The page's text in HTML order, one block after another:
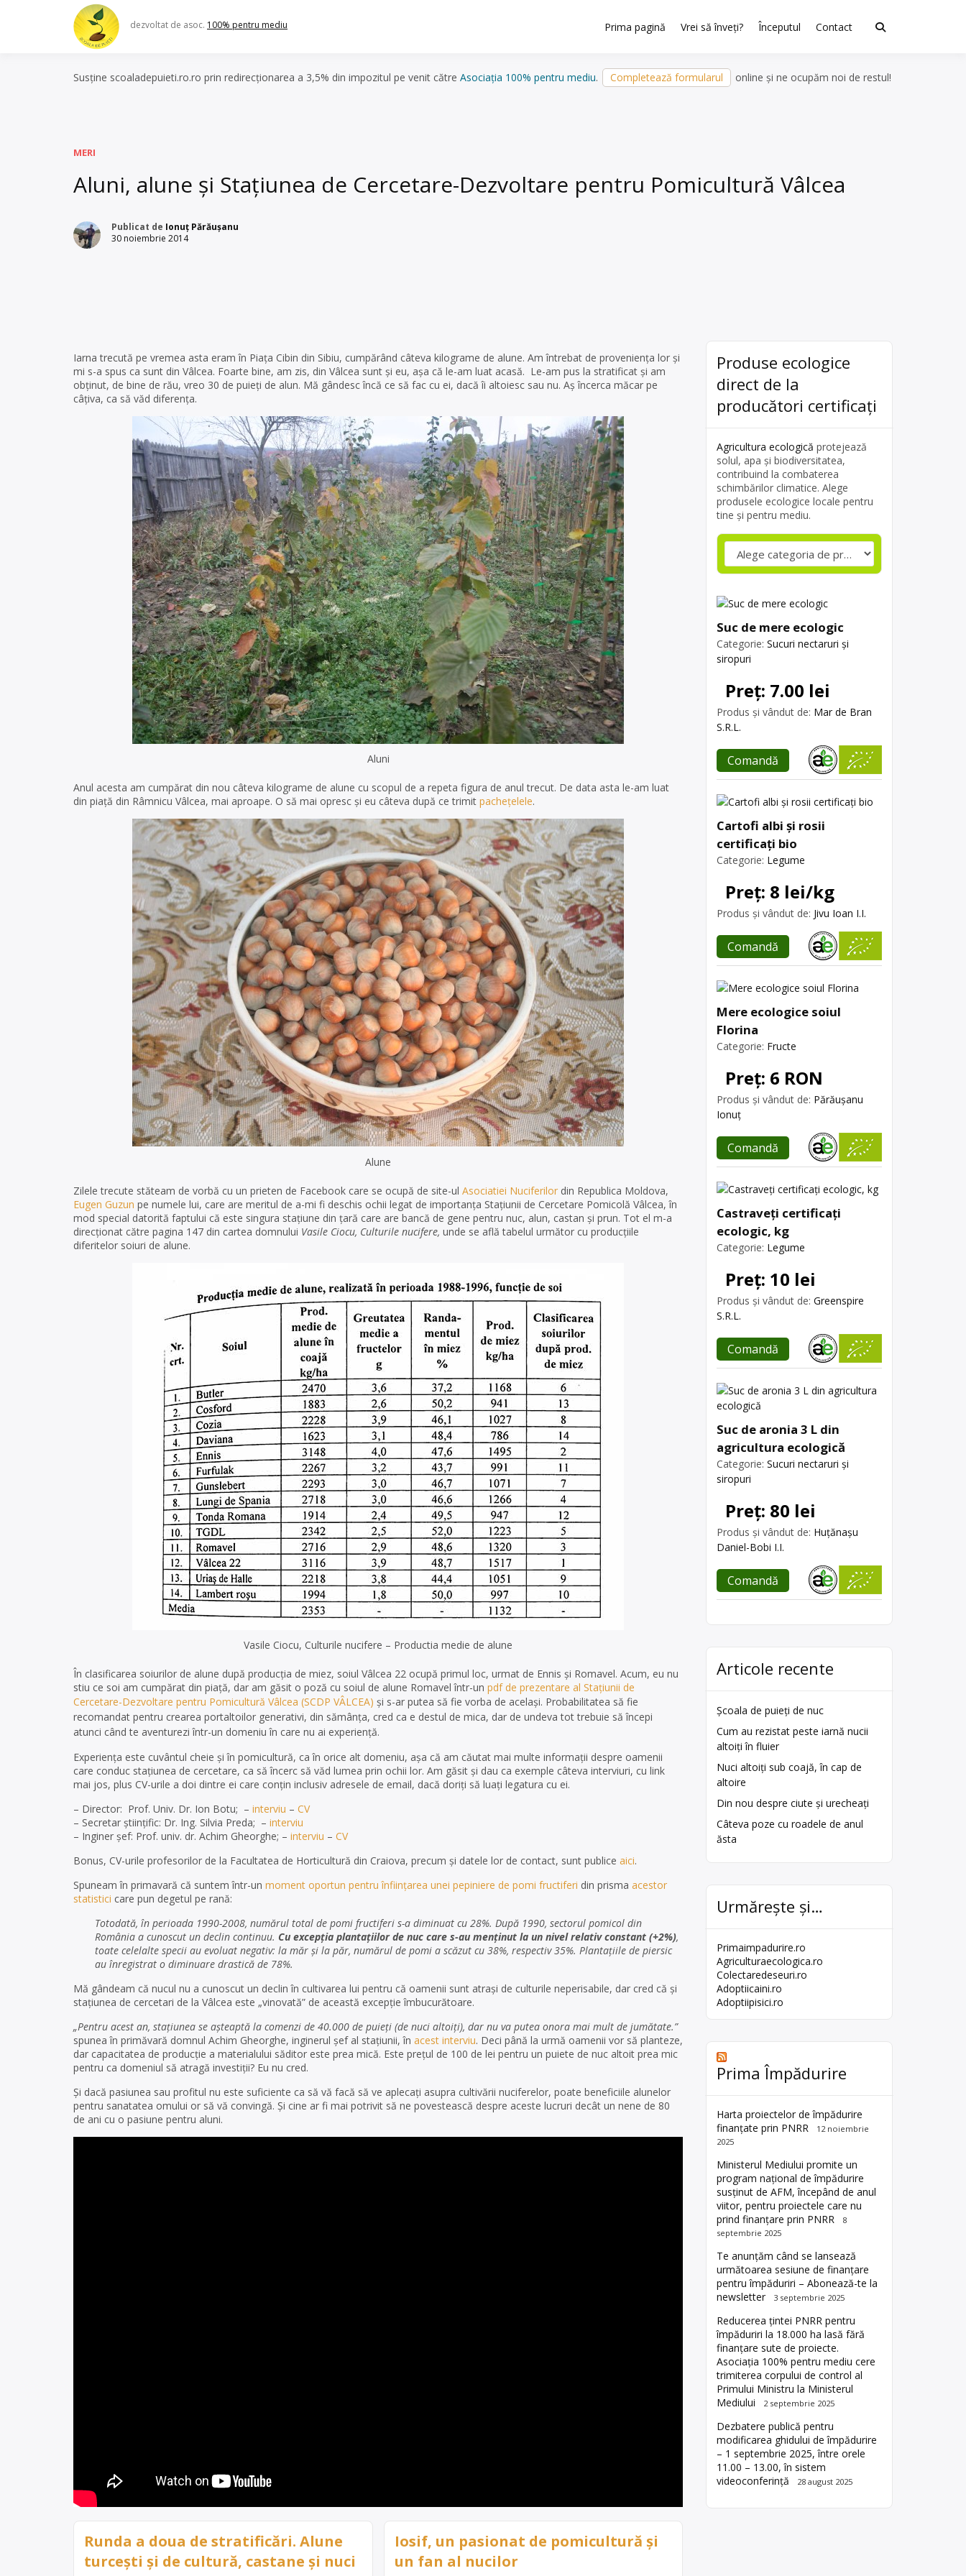
dezvoltat de asoc. 100% pentru mediu Prima pagină Vrei să înveți? Începutul Contact
Susține scoaladepuieti.ro.ro prin redirecționarea a 3,5% din impozitul pe venit către Asociația 100% pentru mediu. Completează formularul online și ne ocupăm noi de restul!
MERI
Aluni, alune și Staţiunea de Cercetare-Dezvoltare pentru Pomicultură Vâlcea
Publicat de Ionuț Părăușanu
30 noiembrie 2014
Iarna trecută pe vremea asta eram în Piața Cibin din Sibiu, cumpărând câteva kilograme de alune. Am întrebat de proveniența lor și
mi s-a spus ca sunt din Vâlcea. Foarte bine, am zis, din Vâlcea sunt și eu, așa că le-am luat acasă. Le-am pus la stratificat și am
obținut, de bine de rău, vreo 30 de puieți de alun. Mă gândesc încă ce să fac cu ei, dacă îi altoiesc sau nu. Aș încerca măcar pe
câțiva, ca să văd diferența.
Aluni
Anul acesta am cumpărat din nou câteva kilograme de alune cu scopul de a repeta figura de anul trecut. De data asta le-am luat
din piață din Râmnicu Vâlcea, mai aproape. O să mai opresc și eu câteva după ce trimit pachețelele.
Alune
Zilele trecute stăteam de vorbă cu un prieten de Facebook care se ocupă de site-ul Asociatiei Nuciferilor din Republica Moldova,
Eugen Guzun pe numele lui, care are meritul de a-mi fi deschis ochii legat de importanța Staţiunii de Cercetare Pomicolă Vâlcea, în
mod special datorită faptului că este singura staţiune din ţară care are bancă de gene pentru nuc, alun, castan şi prun. Tot el m-a
direcționat către pagina 147 din cartea domnului Vasile Ciocu, Culturile nucifere, unde se află tabelul următor cu producțiile
diferitelor soiuri de alune.
Vasile Ciocu, Culturile nucifere – Productia medie de alune
În clasificarea soiurilor de alune după producția de miez, soiul Vâlcea 22 ocupă primul loc, urmat de Ennis și Romavel. Acum, eu nu
stiu ce soi am cumpărat din piață, dar am găsit o poză cu soiul de alune Romavel într-un pdf de prezentare al Stațiunii de
Cercetare-Dezvoltare pentru Pomicultură Vâlcea (SCDP VÂLCEA) și s-ar putea să fie vorba de același. Probabilitatea să fie
recomandat pentru crearea portaltoilor generativi, din sămânța, cred ca e destul de mica, dar de undeva tot trebuie să începi
atunci când te aventurezi într-un domeniu în care nu ai experiență.
Experiența este cuvântul cheie și în pomicultură, ca în orice alt domeniu, așa că am căutat mai multe informații despre oamenii
care conduc stațiunea de cercetare, ca să încerc să văd lumea prin ochii lor. Am găsit și dau ca exemple câteva interviuri, cu link
mai jos, plus CV-urile a doi dintre ei care conțin inclusiv adresele de email, dacă doriți să luați legatura cu ei.
– Director: Prof. Univ. Dr. Ion Botu; – interviu – CV
– Secretar ştiinţific: Dr. Ing. Silvia Preda; – interviu
– Inginer şef: Prof. univ. dr. Achim Gheorghe; – interviu – CV
Bonus, CV-urile profesorilor de la Facultatea de Horticultură din Craiova, precum și datele lor de contact, sunt publice aici.
Spuneam în primavară că suntem într-un moment oportun pentru înființarea unei pepiniere de pomi fructiferi din prisma acestor
statistici care pun degetul pe rană:
Totodată, în perioada 1990-2008, numărul total de pomi fructiferi s-a diminuat cu 28%. După 1990, sectorul pomicol din
România a cunoscut un declin continuu. Cu excepția plantațiilor de nuc care s-au menținut la un nivel relativ constant (+2%),
toate celelalte specii au evoluat negativ: la măr și la păr, numărul de pomi a scăzut cu 38%, respectiv 35%. Plantațiile de piersic
au înregistrat o diminuare drastică de 78%.
Mă gândeam că nucul nu a cunoscut un declin în cultivarea lui pentru că oamenii sunt atrași de culturile neperisabile, dar cred că și
stațiunea de cercetari de la Vâlcea este „vinovată” de această excepție îmbucurătoare.
„Pentru acest an, staţiunea se aşteaptă la comenzi de 40.000 de puieţi (de nuci altoiți), dar nu va putea onora mai mult de jumătate.”
spunea în primăvară domnul Achim Gheorghe, inginerul șef al stațiunii, în acest interviu. Deci până la urmă oamenii vor să planteze,
dar capacitatea de producție a materialului săditor este prea mică. Este prețul de 100 de lei pentru un puiete de nuc altoit prea mic
pentru ca domeniul să atragă investiții? Eu nu cred.
Și dacă pasiunea sau profitul nu este suficiente ca să vă facă să ve aplecați asupra cultivării nuciferelor, poate beneficiile alunelor
pentru sanatatea omului or să vă convingă. Și cine ar fi mai potrivit să ne povestească despre aceste lucruri decât un nene de 80
de ani cu o pasiune pentru aluni.
Runda a doua de stratificări. Alune
turcești și de cultură, castane și nuci
Iosif, un pasionat de pomicultură și
un fan al nucilor
Produse ecologice
direct de la
producători certificați
Agricultura ecologică protejează
solul, apa și biodiversitatea,
contribuind la combaterea
schimbărilor climatice. Alege
produsele ecologice locale pentru
tine și pentru mediu.
Suc de mere ecologic
Categorie: Sucuri nectaruri și
siropuri
Preț: 7.00 lei
Produs și vândut de: Mar de Bran
S.R.L.
Comandă
Cartofi albi și rosii
certificați bio
Categorie: Legume
Preț: 8 lei/kg
Produs și vândut de: Jivu Ioan I.I.
Comandă
Mere ecologice soiul
Florina
Categorie: Fructe
Preț: 6 RON
Produs și vândut de: Părăușanu
Ionuț
Comandă
Castraveți certificați
ecologic, kg
Categorie: Legume
Preț: 10 lei
Produs și vândut de: Greenspire
S.R.L.
Comandă
Suc de aronia 3 L din
agricultura ecologică
Categorie: Sucuri nectaruri și
siropuri
Preț: 80 lei
Produs și vândut de: Huțănașu
Daniel-Bobi I.I.
Comandă
Articole recente
Școala de puieți de nuc
Cum au rezistat peste iarnă nucii
altoiți în fluier
Nuci altoiți sub coajă, în cap de
altoire
Din nou despre ciute și urecheați
Câteva poze cu roadele de anul
ăsta
Urmărește și…
Primaimpadurire.ro
Agriculturaecologica.ro
Colectaredeseuri.ro
Adoptiicaini.ro
Adoptiipisici.ro
Prima Împădurire
Harta proiectelor de împădurire
finanțate prin PNRR
12 noiembrie
2025
Ministerul Mediului promite un
program național de împădurire
susținut de AFM, începând de anul
viitor, pentru proiectele care nu
prind finanțare prin PNRR
8
septembrie 2025
Te anunțăm când se lansează
următoarea sesiune de finanțare
pentru împăduriri – Abonează-te la
newsletter
3 septembrie 2025
Reducerea țintei PNRR pentru
împăduriri la 18.000 ha lasă fără
finanțare sute de proiecte.
Asociația 100% pentru mediu cere
trimiterea corpului de control al
Primului Ministru la Ministerul
Mediului
2 septembrie 2025
Dezbatere publică pentru
modificarea ghidului de împădurire
– 1 septembrie 2025, între orele
11.00 – 13.00, în sistem
videoconferință
28 august 2025